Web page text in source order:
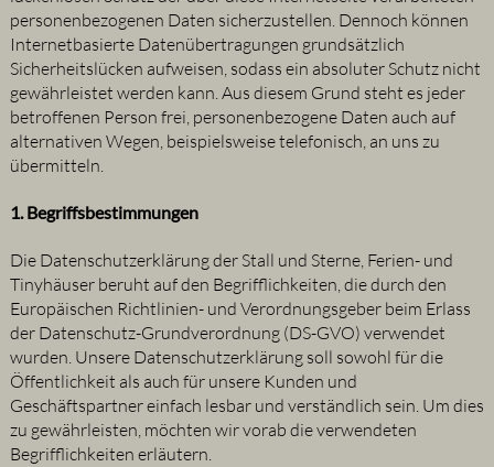
personenbezogenen Daten sicherzustellen. Dennoch können
Internetbasierte Datenübertragungen grundsätzlich
Sicherheitslücken aufweisen, sodass ein absoluter Schutz nicht
gewährleistet werden kann. Aus diesem Grund steht es jeder
betroffenen Person frei, personenbezogene Daten auch auf
alternativen Wegen, beispielsweise telefonisch, an uns zu
übermitteln.
1. Begriffsbestimmungen
Die Datenschutzerklärung der Stall und Sterne, Ferien- und
Tinyhäuser beruht auf den Begrifflichkeiten, die durch den
Europäischen Richtlinien- und Verordnungsgeber beim Erlass
der Datenschutz-Grundverordnung (DS-GVO) verwendet
wurden. Unsere Datenschutzerklärung soll sowohl für die
Öffentlichkeit als auch für unsere Kunden und
Geschäftspartner einfach lesbar und verständlich sein. Um dies
zu gewährleisten, möchten wir vorab die verwendeten
Begrifflichkeiten erläutern.